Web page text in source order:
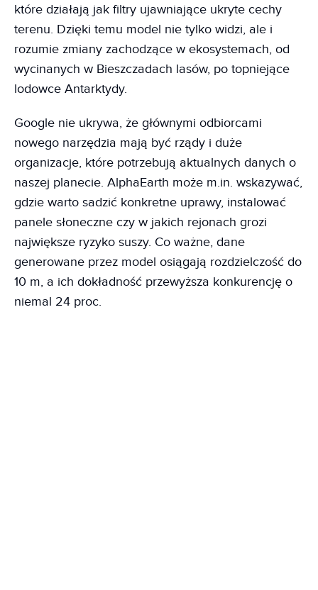
które działają jak filtry ujawniające ukryte cechy
terenu. Dzięki temu model nie tylko widzi, ale i
rozumie zmiany zachodzące w ekosystemach, od
wycinanych w Bieszczadach lasów, po topniejące
lodowce Antarktydy.
Google nie ukrywa, że głównymi odbiorcami
nowego narzędzia mają być rządy i duże
organizacje, które potrzebują aktualnych danych o
naszej planecie. AlphaEarth może m.in. wskazywać,
gdzie warto sadzić konkretne uprawy, instalować
panele słoneczne czy w jakich rejonach grozi
największe ryzyko suszy. Co ważne, dane
generowane przez model osiągają rozdzielczość do
10 m, a ich dokładność przewyższa konkurencję o
niemal 24 proc.